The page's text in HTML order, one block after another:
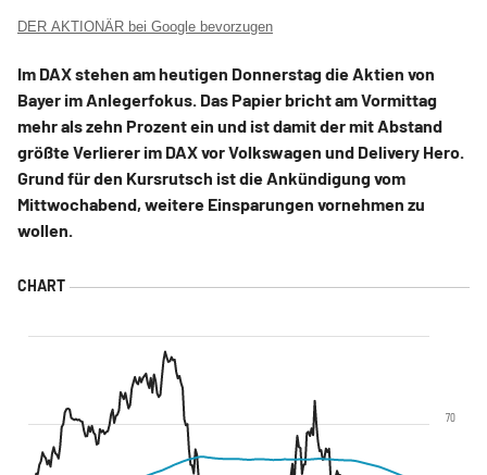
DER AKTIONÄR bei Google bevorzugen
Im DAX stehen am heutigen Donnerstag die Aktien von
Bayer im Anlegerfokus. Das Papier bricht am Vormittag
mehr als zehn Prozent ein und ist damit der mit Abstand
größte Verlierer im DAX vor Volkswagen und Delivery Hero.
Grund für den Kursrutsch ist die Ankündigung vom
Mittwochabend, weitere Einsparungen vornehmen zu
wollen.
70